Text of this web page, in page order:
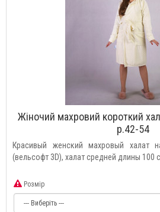
Жіночий махровий короткий
р.42-54
Красивый женский махровый халат
(вельсофт 3D), халат средней длины 100
Розмір